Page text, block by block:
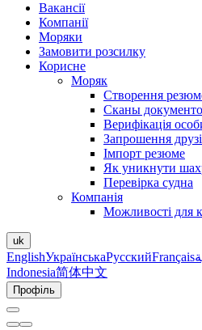
Вакансії
Компанії
Моряки
Замовити розсилку
Корисне
Моряк
Створення
Сканы
Верифікація
Запрошення
Імпорт резюме
Як уникнути
Перевірка судна
Компанія
Можливості для
uk
EnglishУкраїнськаРусскийFrançais
Indonesia简体中文
Профіль